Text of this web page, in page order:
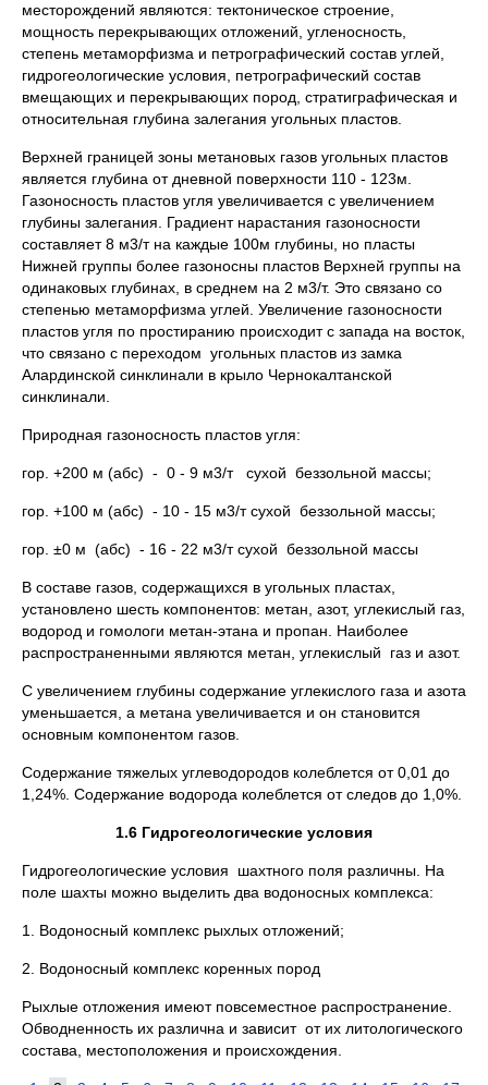
месторождений являются: тектоническое строение,
мощность перекрывающих отложений, угленосность,
степень метаморфизма и петрографический состав углей,
гидрогеологические условия, петрографический состав
вмещающих и перекрывающих пород, стратиграфическая и
относительная глубина залегания угольных пластов.
Верхней границей зоны метановых газов угольных пластов
является глубина от дневной поверхности 110 - 123м.
Газоносность пластов угля увеличивается с увеличением
глубины залегания. Градиент нарастания газоносности
составляет 8 м3/т на каждые 100м глубины, но пласты
Нижней группы более газоносны пластов Верхней группы на
одинаковых глубинах, в среднем на 2 м3/т. Это связано со
степенью метаморфизма углей. Увеличение газоносности
пластов угля по простиранию происходит с запада на восток,
что связано с переходом угольных пластов из замка
Алардинской синклинали в крыло Чернокалтанской
синклинали.
Природная газоносность пластов угля:
гор. +200 м (абс) - 0 - 9 м3/т сухой беззольной массы;
гор. +100 м (абс) - 10 - 15 м3/т сухой беззольной массы;
гор. ±0 м (абс) - 16 - 22 м3/т сухой беззольной массы
В составе газов, содержащихся в угольных пластах,
установлено шесть компонентов: метан, азот, углекислый газ,
водород и гомологи метан-этана и пропан. Наиболее
распространенными являются метан, углекислый газ и азот.
С увеличением глубины содержание углекислого газа и азота
уменьшается, а метана увеличивается и он становится
основным компонентом газов.
Содержание тяжелых углеводородов колеблется от 0,01 до
1,24%. Содержание водорода колеблется от следов до 1,0%.
1.6 Гидрогеологические условия
Гидрогеологические условия шахтного поля различны. Hа
поле шахты можно выделить два водоносных комплекса:
1. Водоносный комплекс рыхлых отложений;
2. Водоносный комплекс коренных пород
Рыхлые отложения имеют повсеместное распространение.
Обводненность их различна и зависит от их литологического
состава, местоположения и происхождения.